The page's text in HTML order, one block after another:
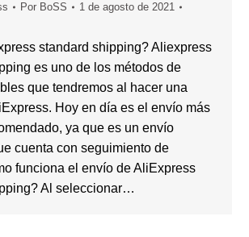
Por BoSS
1 de agosto de 2021
standard shipping? Aliexpress
es uno de los métodos de
que tendremos al hacer una
Hoy en día es el envío más
ya que es un envío
cuenta con seguimiento de
funciona el envío de AliExpress
Al seleccionar…